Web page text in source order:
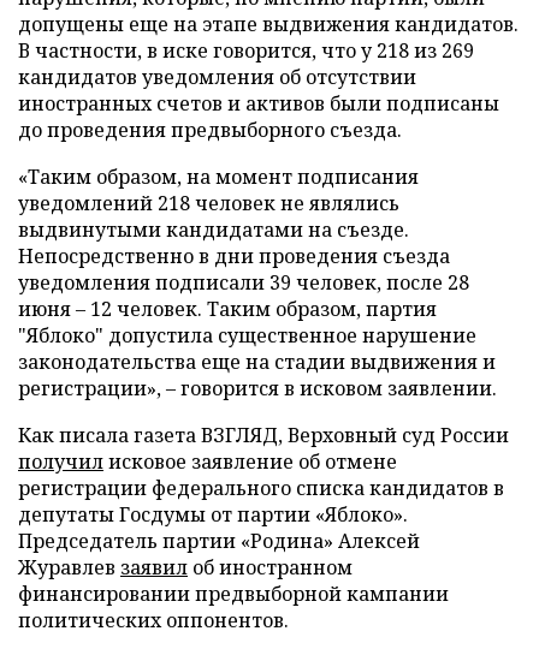
допущены еще на этапе выдвижения кандидатов.
В частности, в иске говорится, что у 218 из 269
кандидатов уведомления об отсутствии
иностранных счетов и активов были подписаны
до проведения предвыборного съезда.
«Таким образом, на момент подписания
уведомлений 218 человек не являлись
выдвинутыми кандидатами на съезде.
Непосредственно в дни проведения съезда
уведомления подписали 39 человек, после 28
июня – 12 человек. Таким образом, партия
"Яблоко" допустила существенное нарушение
законодательства еще на стадии выдвижения и
регистрации», – говорится в исковом заявлении.
Как писала газета ВЗГЛЯД, Верховный суд России
получилисковое заявление об отмене
регистрации федерального списка кандидатов в
депутаты Госдумы от партии «Яблоко».
Председатель партии «Родина» Алексей
Журавлев заявил об иностранном
финансировании предвыборной кампании
политических оппонентов.